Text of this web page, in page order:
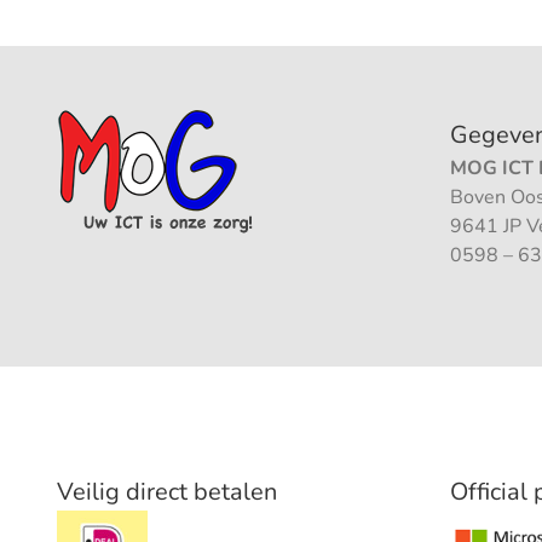
MOG ICT
Boven
9641 JP
0598 –
Veilig direct betalen Official